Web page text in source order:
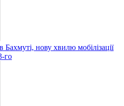
нову хвилю мобілізації
го